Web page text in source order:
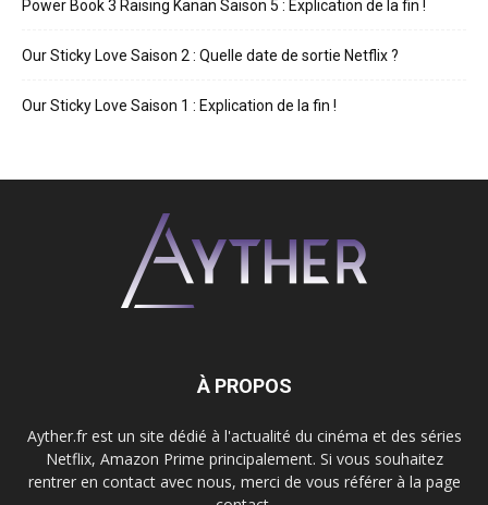
Power Book 3 Raising Kanan Saison 5 : Explication de la fin !
Our Sticky Love Saison 2 : Quelle date de sortie Netflix ?
Our Sticky Love Saison 1 : Explication de la fin !
À PROPOS
Ayther.fr est un site dédié à l'actualité du cinéma et des séries
Netflix, Amazon Prime principalement. Si vous souhaitez
rentrer en contact avec nous, merci de vous référer à la page